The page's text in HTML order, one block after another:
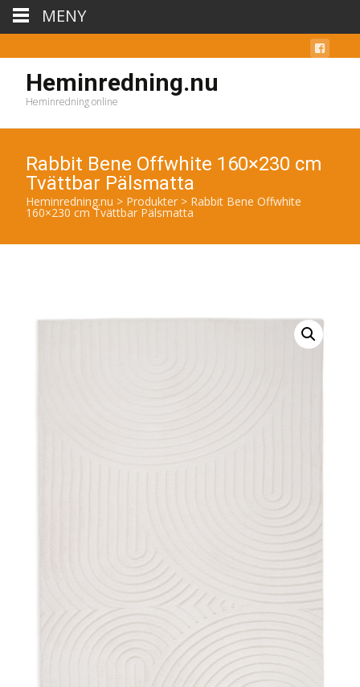
Heminredning.nu
Heminredning online
Rabbit Bene Offwhite 160×230 cm
Tvättbar Pälsmatta
Heminredning.nu > Produkter > Rabbit Bene Offwhite
160×230 cm Tvättbar Pälsmatta
MENY